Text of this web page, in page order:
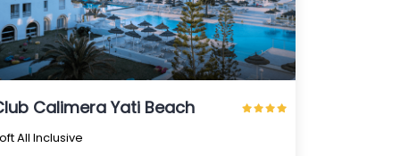
Calimera Yati Beach
All Inclusive